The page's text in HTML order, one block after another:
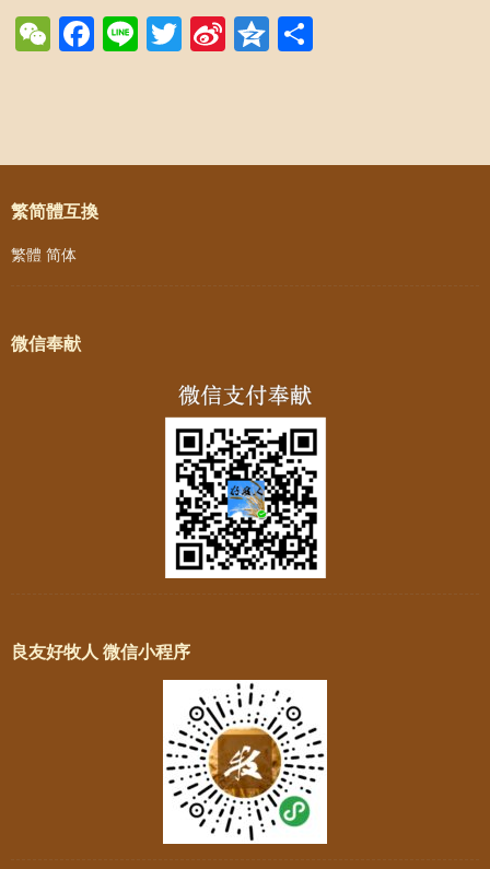
WeChat
Facebook
LineTwitter
SinaQzone
Post navigation
繁简體互換
繁體 简体
微信奉献
良友好牧人 微信小程序